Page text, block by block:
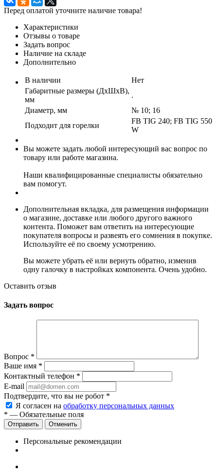
Перед оплатой уточните наличие товара!
Характеристики
Отзывы о товаре
Задать вопрос
Наличие на складе
Дополнительно
В наличии
Нет
Габаритные размеры (ДхШхВ),
мм
.
Диаметр, мм
№ 10; 16
Подходит для горелки
FB TIG 240; FB TIG 550
W
Вы можете задать любой интересующий вас вопрос по
товару или работе магазина.
Наши квалифицированные специалисты обязательно
вам помогут.
Дополнительная вкладка, для размещения информации
о магазине, доставке или любого другого важного
контента. Поможет вам ответить на интересующие
покупателя вопросы и развеять его сомнения в покупке.
Используйте её по своему усмотрению.
Вы можете убрать её или вернуть обратно, изменив
одну галочку в настройках компонента. Очень удобно.
Оставить отзыв
Задать вопрос
Вопрос *
Ваше имя *
Контактный телефон *
E-mail
Подтвердите, что вы не робот *
Я согласен на обработку персональных данных
* — Обязательные поля
Отменить
Персональные рекомендации